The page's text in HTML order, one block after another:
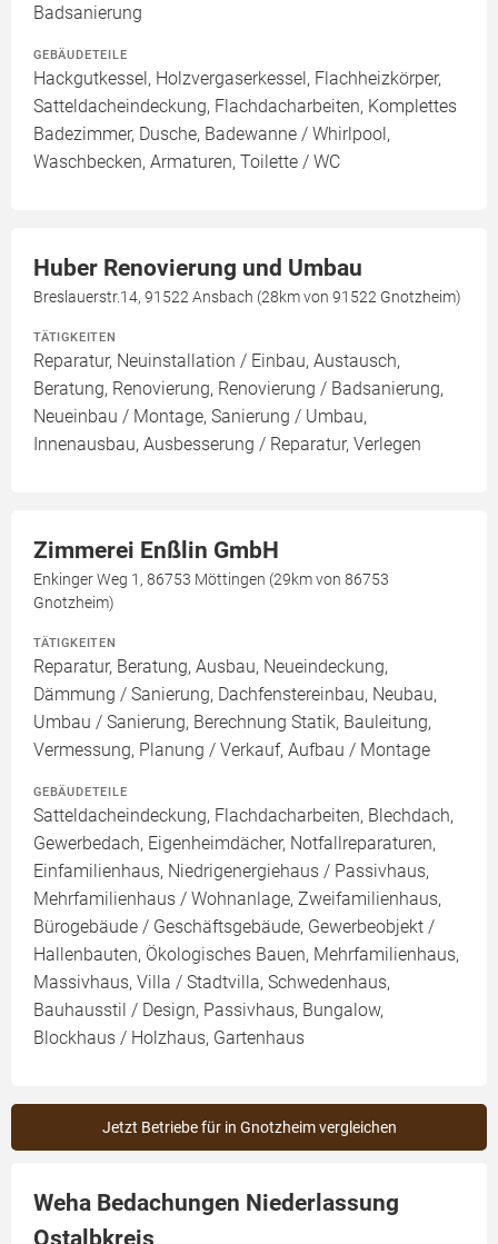
Badsanierung
GEBÄUDETEILE
Hackgutkessel, Holzvergaserkessel, Flachheizkörper,
Satteldacheindeckung, Flachdacharbeiten, Komplettes
Badezimmer, Dusche, Badewanne / Whirlpool,
Waschbecken, Armaturen, Toilette / WC
Huber Renovierung und Umbau
Breslauerstr.14, 91522 Ansbach (28km von 91522 Gnotzheim)
TÄTIGKEITEN
Reparatur, Neuinstallation / Einbau, Austausch,
Beratung, Renovierung, Renovierung / Badsanierung,
Neueinbau / Montage, Sanierung / Umbau,
Innenausbau, Ausbesserung / Reparatur, Verlegen
Zimmerei Enßlin GmbH
Enkinger Weg 1, 86753 Möttingen (29km von 86753
Gnotzheim)
TÄTIGKEITEN
Reparatur, Beratung, Ausbau, Neueindeckung,
Dämmung / Sanierung, Dachfenstereinbau, Neubau,
Umbau / Sanierung, Berechnung Statik, Bauleitung,
Vermessung, Planung / Verkauf, Aufbau / Montage
GEBÄUDETEILE
Satteldacheindeckung, Flachdacharbeiten, Blechdach,
Gewerbedach, Eigenheimdächer, Notfallreparaturen,
Einfamilienhaus, Niedrigenergiehaus / Passivhaus,
Mehrfamilienhaus / Wohnanlage, Zweifamilienhaus,
Bürogebäude / Geschäftsgebäude, Gewerbeobjekt /
Hallenbauten, Ökologisches Bauen, Mehrfamilienhaus,
Massivhaus, Villa / Stadtvilla, Schwedenhaus,
Bauhausstil / Design, Passivhaus, Bungalow,
Blockhaus / Holzhaus, Gartenhaus
Jetzt Betriebe für in Gnotzheim vergleichen
Weha Bedachungen Niederlassung
Ostalbkreis